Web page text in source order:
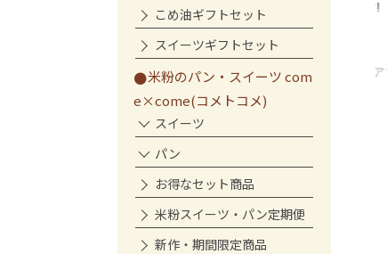
こめ油ギフトセット
スイーツギフトセット
米粉のパン・スイーツ com
e×come(コメトコメ)
スイーツ
パン
お得なセット商品
米粉スイーツ・パン定期便
新作・期間限定商品
感も あり、何度か購入しています!
こむちゃん様
コメトコメのてん菜糖アソ